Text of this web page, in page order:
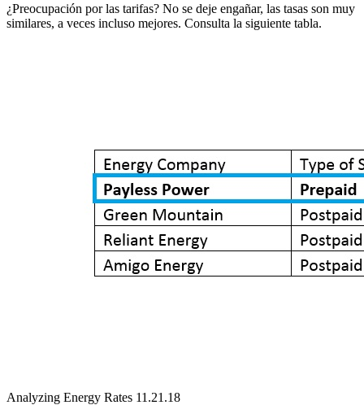
¿Preocupación por las tarifas? No se deje engañar, las tasas son muy
similares, a veces incluso mejores. Consulta la siguiente tabla.
Analyzing Energy Rates 11.21.18